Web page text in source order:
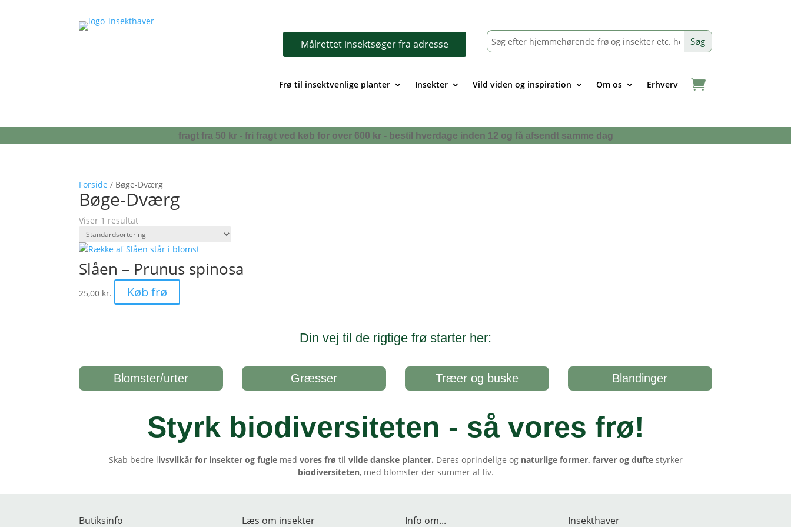
Målrettet insektsøger fra adresse
Frø til insektvenlige planter Insekter Vild viden og inspiration Om os Erhverv
fragt fra 50 kr - fri fragt ved køb for over 600 kr - bestil hverdage inden 12 og få afsendt samme dag
Forside / Bøge-Dværg
Bøge-Dværg
Viser 1 resultat
Slåen – Prunus spinosa
25,00 kr. Køb frø
Din vej til de rigtige frø starter her:
Blomster/urter Græsser Træer og buske Blandinger
Styrk biodiversiteten - så vores frø!
Skab bedre livsvilkår for insekter og fuglemed vores frø til vilde danske planter. Deres oprindelige og naturlige former, farver og duftestyrker
biodiversiteten, med blomster der summer af liv.
Butiksinfo Læs om insekter Info om... Insekthaver